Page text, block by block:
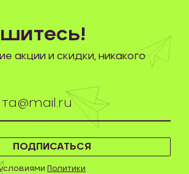
ПОДПИСАТЬСЯ
Политики
акции и скидки, никакого